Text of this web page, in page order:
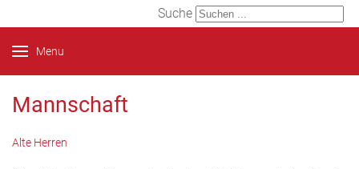
Suche
Menu
Mannschaft
Alte Herren